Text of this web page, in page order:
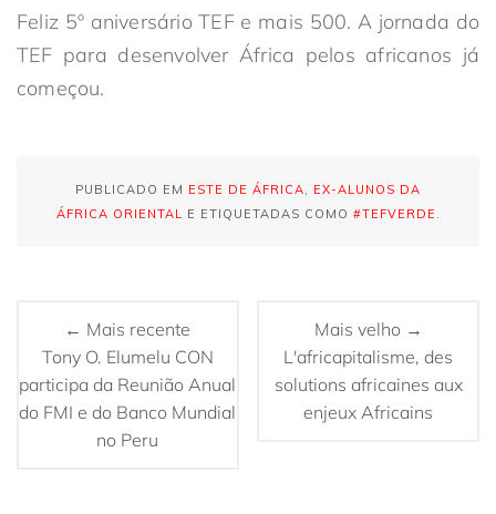
Feliz 5º aniversário TEF e mais 500. A jornada do
TEF para desenvolver África pelos africanos já
começou.
PUBLICADO EM ESTE DE ÁFRICA, EX-ALUNOS DA
ÁFRICA ORIENTAL E ETIQUETADAS COMO #TEFVERDE .
← Mais recente
Tony O. Elumelu CON
participa da Reunião Anual
do FMI e do Banco Mundial
no Peru
Mais velho →
L'africapitalisme, des
solutions africaines aux
enjeux Africains